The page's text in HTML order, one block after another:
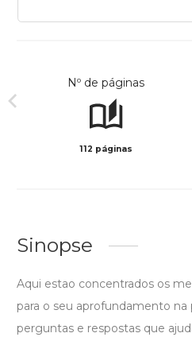
Nº de páginas
112 páginas
Sinopse
Aqui estao concentrados os
para o seu aprofundamento na
perguntas e respostas que